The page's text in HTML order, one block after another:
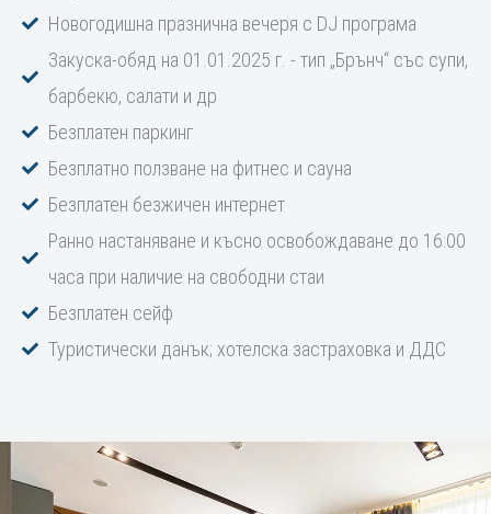
Новогодишна празнична вечеря с DJ програма
Закуска-обяд на 01.01.2025 г. - тип „Брънч“ със супи,
барбекю, салати и др
Безплатен паркинг
Безплатно ползване на фитнес и сауна
Безплатен безжичен интернет
Ранно настаняване и късно освобождаване до 16:00
часа при наличие на свободни стаи
Безплатен сейф
Туристически данък; хотелска застраховка и ДДС